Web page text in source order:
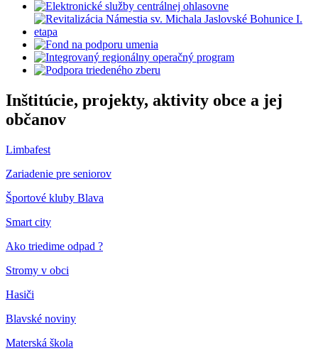
Inštitúcie, projekty, aktivity obce a jej
občanov
Limbafest
Zariadenie pre seniorov
Športové kluby Blava
Smart city
Ako triedime odpad ?
Stromy v obci
Hasiči
Blavské noviny
Materská škola